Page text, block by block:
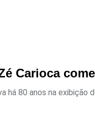
Carioca
há 80 anos na exibição